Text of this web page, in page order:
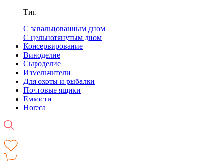
Тип
С завальцованным дном
С цельнотянутым дном
Консервирование
Виноделие
Сыроделие
Измельчители
Для охоты и рыбалки
Почтовые ящики
Емкости
Horeca